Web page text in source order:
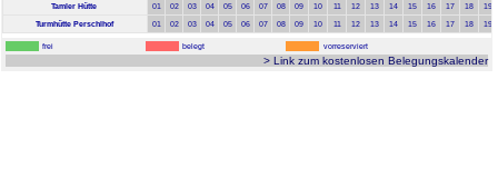
Tamler Hütte
01 02 03 04 05 06 07 08 09 10 11 12 13 14 15 16 17 18
19
Turmhütte Perschlhof
01 02 03 04 05 06 07 08 09 10 11 12 13 14 15 16 17 18 19
frei belegt vorreserviert
> Link zum kostenlosen Belegungskalender